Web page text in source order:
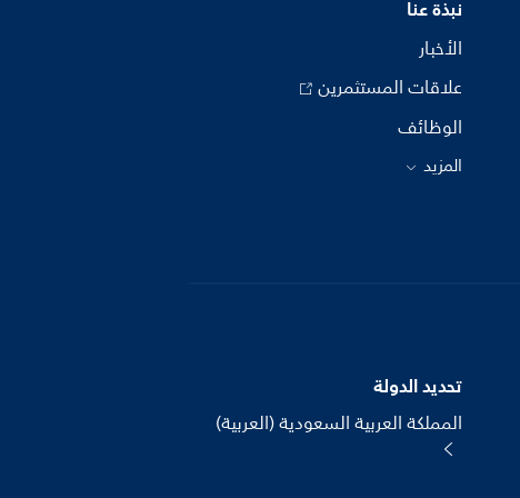
نبذة عنا
الأخبار
علاقات المستثمرين
الوظائف
المزيد
تحديد الدولة
المملكة العربية السعودية (العربية)